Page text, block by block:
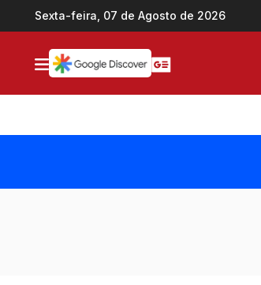
Ir direto pro conteúdo
Sexta-feira, 07 de Agosto de 2026